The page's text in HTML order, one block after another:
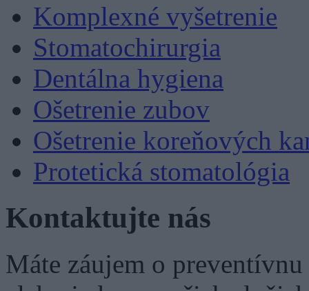
Komplexné vyšetrenie
Stomatochirurgia
Dentálna hygiena
Ošetrenie zubov
Ošetrenie koreňových
Protetická stomatológia
Kontaktujte nás
Máte záujem o